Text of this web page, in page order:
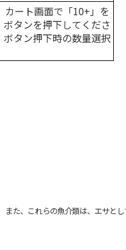
ート画面で「10+」を
タンを押下してくださ
タン押下時の数量選択
た、これらの魚介類は、エサとし